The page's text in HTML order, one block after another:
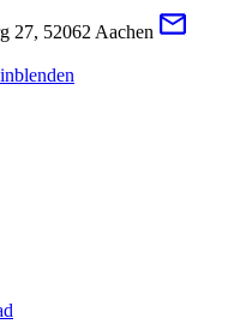
27, 52062 Aachen